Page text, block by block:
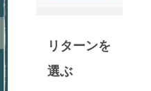
ルに夢中に
なる。のち
に小規模で
リターンを
選ぶ